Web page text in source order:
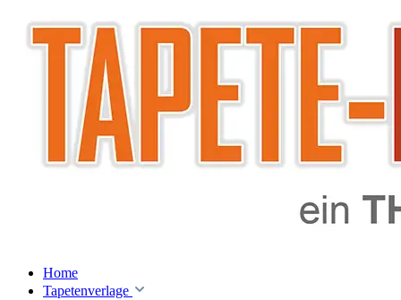
Home
Tapetenverlage